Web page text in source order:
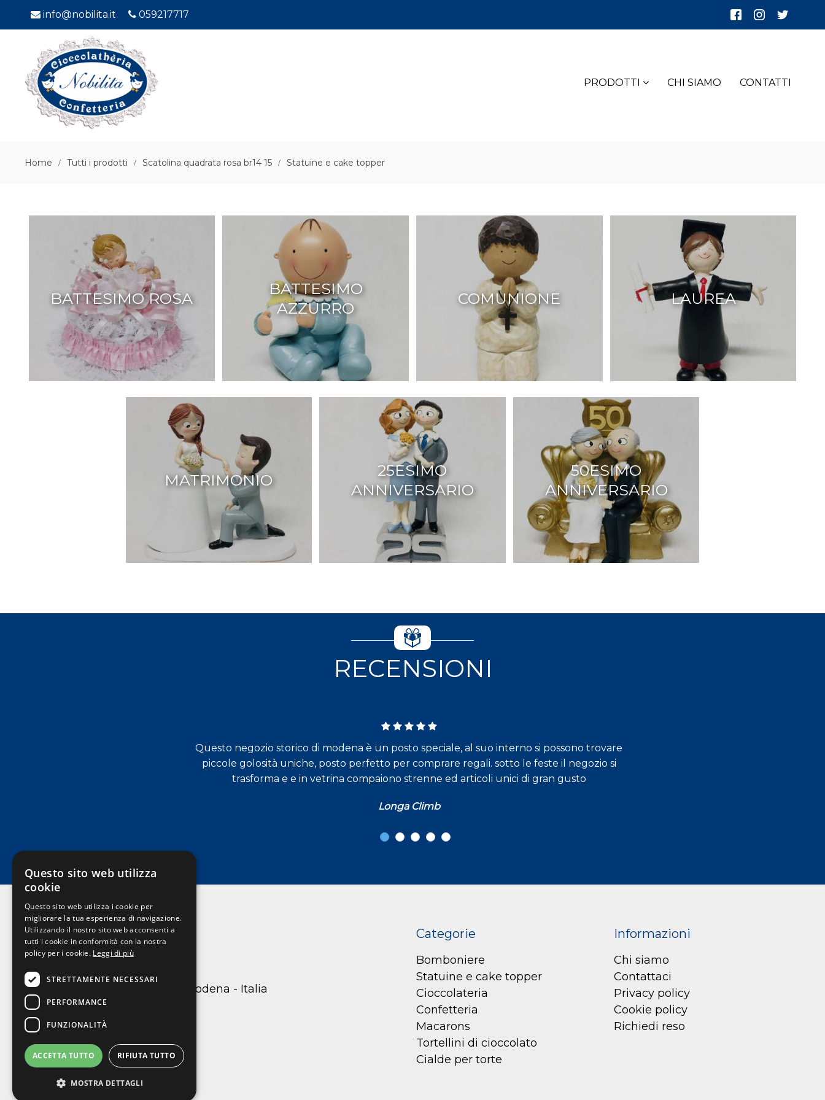
info@nobilita.it 059217717
PRODOTTI CHI SIAMO CONTATTI
Home Tutti i prodotti Scatolina quadrata rosa br14 15 Statuine e cake topper
BATTESIMO ROSA
BATTESIMO
AZZURRO
COMUNIONE LAUREA
MATRIMONIO
25ESIMO
ANNIVERSARIO
50ESIMO
ANNIVERSARIO
RECENSIONI
Questo negozio storico di modena è un posto speciale, al suo interno si possono trovare
piccole golosità uniche, posto perfetto per comprare regali. sotto le feste il negozio si
trasforma e e in vetrina compaiono strenne ed articoli unici di gran gusto
Longa Climb
Nobilita
C.so Canalchiaro 105 41121 Modena - Italia
059217717
info@nobilita.it
Categorie
Bomboniere
Statuine e cake topper
Cioccolateria
Confetteria
Macarons
Tortellini di cioccolato
Cialde per torte
Informazioni
Chi siamo
Contattaci
Privacy policy
Cookie policy
Richiedi reso
Questo sito web utilizza
cookie
Questo sito web utilizza i cookie per
migliorare la tua esperienza di navigazione.
Utilizzando il nostro sito web acconsenti a
tutti i cookie in conformità con la nostra
policy per i cookie. Leggi di più
STRETTAMENTE NECESSARI
PERFORMANCE
FUNZIONALITÀ
ACCETTA TUTTO RIFIUTA TUTTO
MOSTRA DETTAGLI